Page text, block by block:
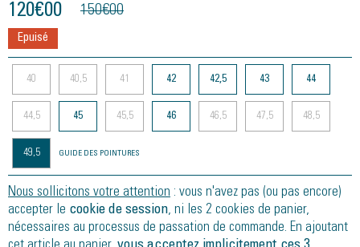
120€00 150€00
Epuisé
40 40,5 41 42 42,5 43 44
44,5 45 45,5 46 46,5 47,5 48,5
49,5 GUIDE DES POINTURES
Nous sollicitons votre attention : vous n'avez pas (ou pas encore)
accepter le cookie de session, ni les 2 cookies de panier,
nécessaires au processus de passation de commande. En ajoutant